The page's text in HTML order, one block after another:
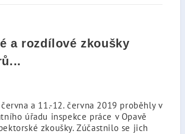
a rozdílové zkoušky
a 11.-12. června 2019 proběhly v
úřadu inspekce práce v Opavě
zkoušky. Zúčastnilo se jich